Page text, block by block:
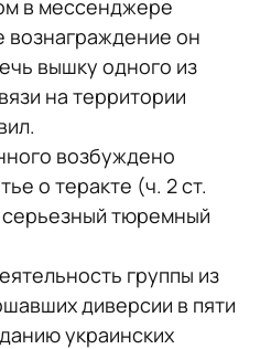
в мессенджере
вознаграждение он
вышку одного из
на территории
возбуждено
о теракте (ч. 2 ст.
тюремный
группы из
диверсии в пяти
украинских